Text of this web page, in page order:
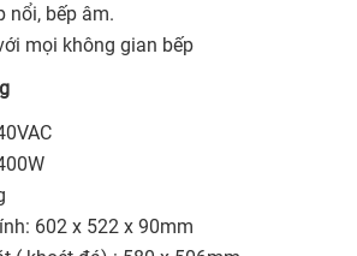
nổi, bếp âm.
mọi không gian bếp
602 x 522 x 90mm